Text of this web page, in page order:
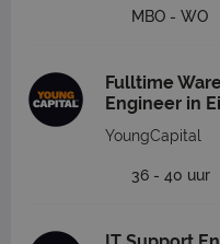
MBO - WO
Fulltime
Engineer in
YoungCapital
36 - 40 uur